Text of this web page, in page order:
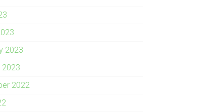
2023
2023
2022